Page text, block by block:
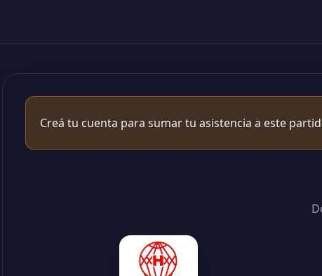
Creá tu cuenta para sumar tu asistencia a este